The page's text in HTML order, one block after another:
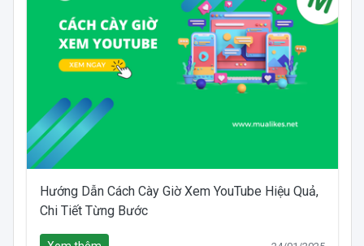
Hướng Dẫn Cách Cày Giờ Xem YouTube Hiệu Quả,
Chi Tiết Từng Bước